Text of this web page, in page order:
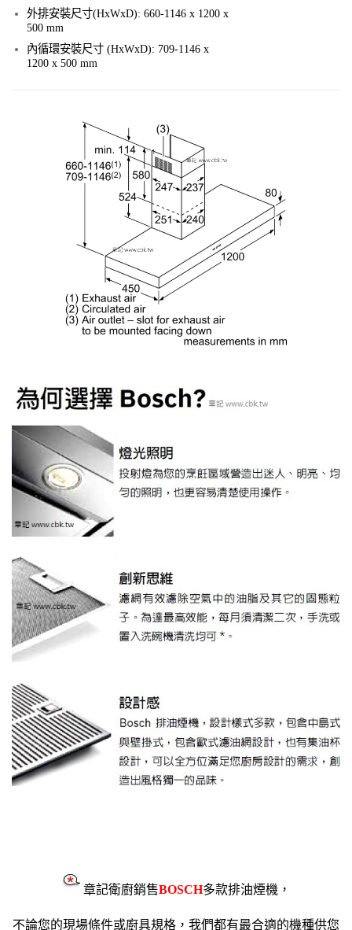
外排安裝尺寸(HxWxD): 660-1146 x 1200 x
500 mm
內循環安裝尺寸 (HxWxD): 709-1146 x
1200 x 500 mm
章記衛廚銷售BOSCH多款排油煙機，
不論您的現場條件或廚具規格，我們都有最合適的機種供您